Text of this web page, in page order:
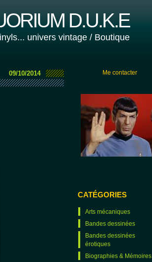
D.U.K.E
univers vintage / Boutique
Me contacter
CATÉGORIES
Arts mécaniques
Bandes dessinées
Bandes dessinées
érotiques
Biographies & Mémoires
09/10/2014